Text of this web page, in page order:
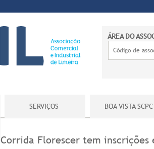
ÁREA DO
SERVIÇOS BOA VISTA SCPC
Corrida Florescer tem